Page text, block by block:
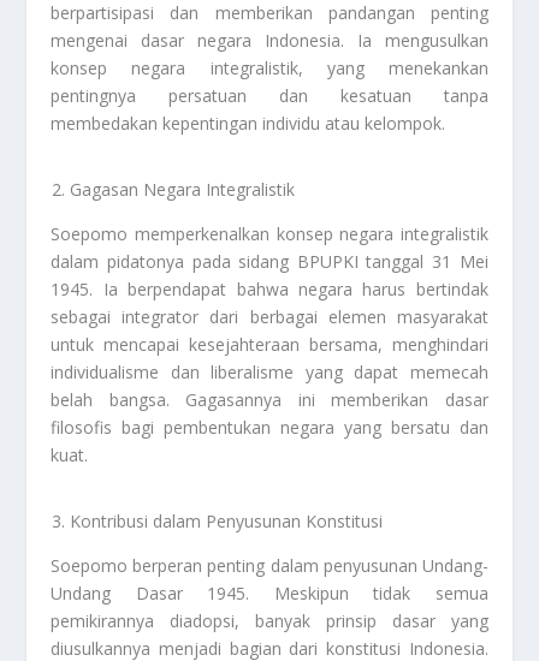
berpartisipasi dan memberikan pandangan penting
mengenai dasar negara Indonesia. Ia mengusulkan
konsep negara integralistik, yang menekankan
pentingnya persatuan dan kesatuan tanpa
membedakan kepentingan individu atau kelompok.
Gagasan Negara Integralistik
Soepomo memperkenalkan konsep negara integralistik
dalam pidatonya pada sidang BPUPKI tanggal 31 Mei
1945. Ia berpendapat bahwa negara harus bertindak
sebagai integrator dari berbagai elemen masyarakat
untuk mencapai kesejahteraan bersama, menghindari
individualisme dan liberalisme yang dapat memecah
belah bangsa. Gagasannya ini memberikan dasar
filosofis bagi pembentukan negara yang bersatu dan
kuat.
Kontribusi dalam Penyusunan Konstitusi
Soepomo berperan penting dalam penyusunan Undang-
Undang Dasar 1945. Meskipun tidak semua
pemikirannya diadopsi, banyak prinsip dasar yang
diusulkannya menjadi bagian dari konstitusi Indonesia.